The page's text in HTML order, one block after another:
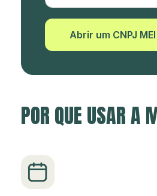
Abrir um CNPJ MEI
POR QUE USAR A